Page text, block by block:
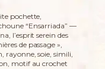
pochette,
“Ensarriada” —
l’esprit serein des
de passage »,
rayonne, soie, simili,
motif au crochet